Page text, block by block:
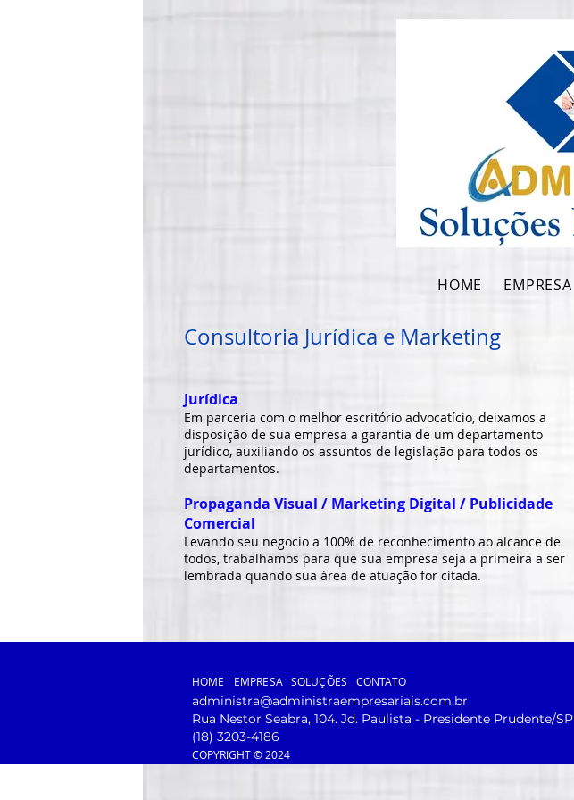
HOME EMPRESA
Consultoria Jurídica e Marketing
Jurídica
Em parceria com o melhor escritório advocatício, deixamos a
disposição de sua empresa a garantia de um departamento
jurídico, auxiliando os assuntos de legislação para todos os
departamentos.
Propaganda Visual / Marketing Digital / Publicidade
Comercial
Levando seu negocio a 100% de reconhecimento ao alcance de
todos, trabalhamos para que sua empresa seja a primeira a ser
lembrada quando sua área de atuação for citada.
HOME EMPRESA SOLUÇÕES CONTATO
administra@administraempresariais.com.br
Rua Nestor Seabra, 104. Jd. Paulista - Presidente Prudente/SP
(18) 3203-4186
COPYRIGHT © 2024